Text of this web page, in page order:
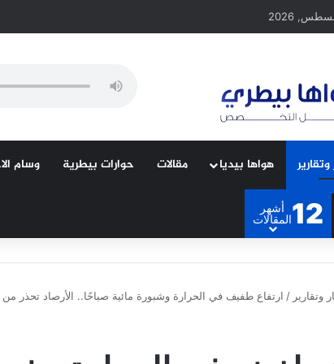
وتقارير هواها بيديا مقالات حوارات بيطرية وسام
12
أشهر
المقالات
وتقارير / ارتفاع طفيف في الحرارة وشبورة مائية صباحًا.. الأرصاد تحذر من